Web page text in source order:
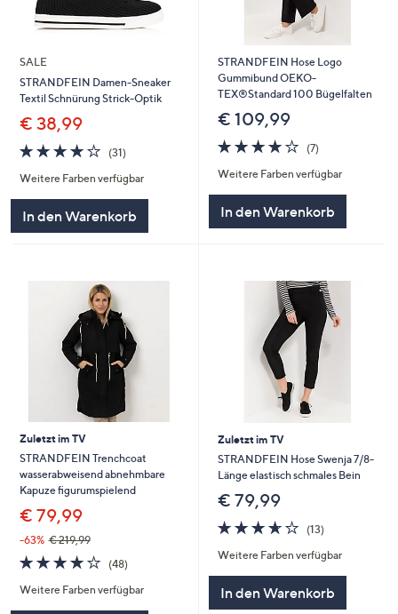
SALE
STRANDFEIN Damen-Sneaker
Textil Schnürung Strick-Optik
€ 38,99
3.9
von
5
(31)
Weitere Farben verfügbar
In den Warenkorb
STRANDFEIN Hose Logo
Gummibund OEKO-
TEX®Standard 100 Bügelfalten
€ 109,99
3.9
von
5
(7)7
Weitere Farben verfügbar
In den Warenkorb
Zuletzt im TV
STRANDFEIN Trenchcoat
wasserabweisend abnehmbare
Kapuze figurumspielend
€ 79,99
-63% € 219,99
3.6
von
5
(48)
Weitere Farben verfügbar
Zuletzt im TV
STRANDFEIN Hose Swenja 7/8-
Länge elastisch schmales Bein
€ 79,99
3.6
von
5
(13)
Weitere Farben verfügbar
In den Warenkorb